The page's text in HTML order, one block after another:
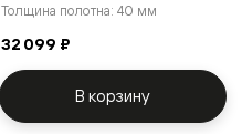
Толщина полотна: 40 мм
32 099 ₽
В корзину